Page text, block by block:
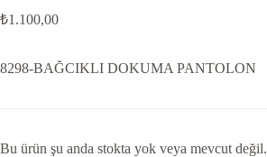
₺1.100,00
8298-BAĞCIKLI DOKUMA PANTOLON
Bu ürün şu anda stokta yok veya mevcut değil.